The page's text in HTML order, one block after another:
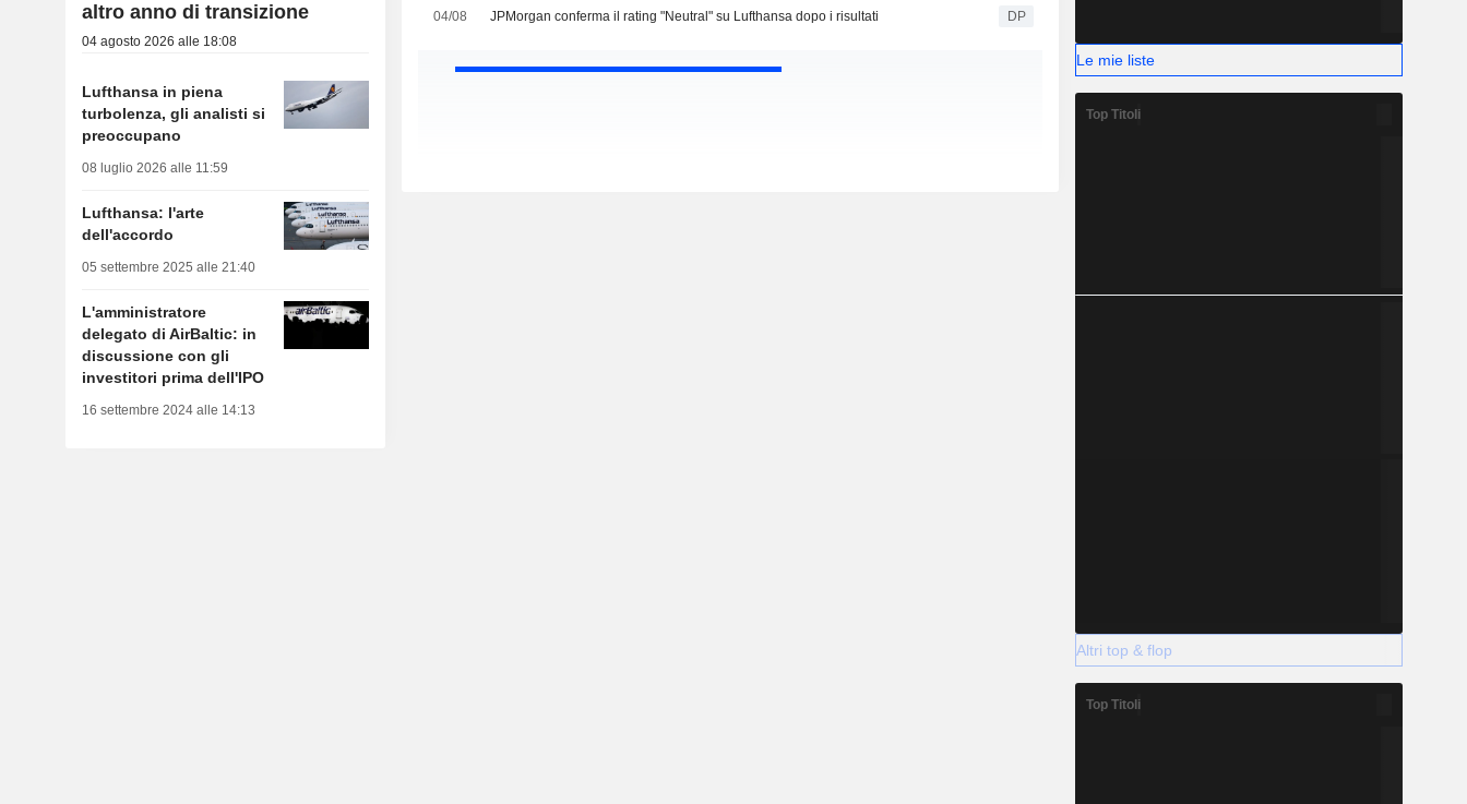
04/08 JPMorgan conferma il rating "Neutral" su Lufthansa dopo i risultati DP
altro anno di transizione
04 agosto 2026 alle 18:08
Lufthansa in piena
turbolenza, gli analisti si
preoccupano
08 luglio 2026 alle 11:59
Lufthansa: l'arte
dell'accordo
05 settembre 2025 alle 21:40
L'amministratore
delegato di AirBaltic: in
discussione con gli
investitori prima dell'IPO
16 settembre 2024 alle 14:13
Le mie liste
Top Titoli
Altri top & flop
Top Titoli